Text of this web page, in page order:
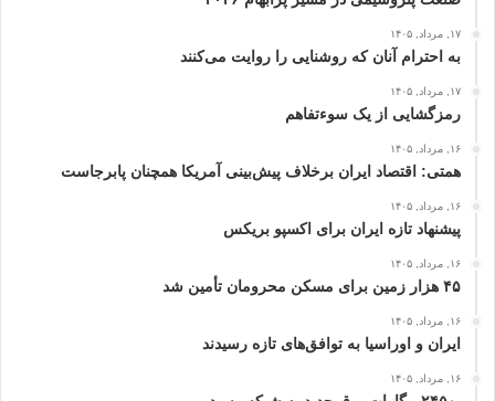
۱۷, مرداد, ۱۴۰۵
به احترام آنان که روشنایی را روایت می‌کنند
۱۷, مرداد, ۱۴۰۵
رمزگشایی از یک سوءتفاهم
۱۶, مرداد, ۱۴۰۵
همتی: اقتصاد ایران برخلاف پیش‌بینی آمریکا همچنان پابرجاست
۱۶, مرداد, ۱۴۰۵
پیشنهاد تازه ایران برای اکسپو بریکس
۱۶, مرداد, ۱۴۰۵
۴۵ هزار زمین برای مسکن محرومان تأمین شد
۱۶, مرداد, ۱۴۰۵
ایران و اوراسیا به توافق‌های تازه رسیدند
۱۶, مرداد, ۱۴۰۵